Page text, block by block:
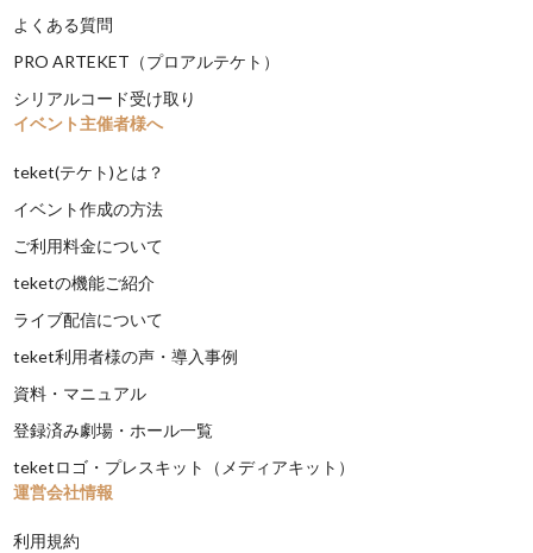
よくある質問
PRO ARTEKET（プロアルテケト）
シリアルコード受け取り
イベント主催者様へ
teket(テケト)とは？
イベント作成の方法
ご利用料金について
teketの機能ご紹介
ライブ配信について
teket利用者様の声・導入事例
資料・マニュアル
登録済み劇場・ホール一覧
teketロゴ・プレスキット（メディアキット）
運営会社情報
利用規約